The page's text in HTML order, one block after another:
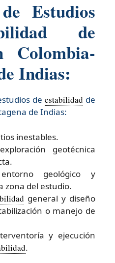
de Estudios
de
Colombia-
Indias:
de estabilidad de
de Indias:​
inestables.
geotécnica
geológico y
zona del estudio.
general y diseño
o manejo de
y ejecución
.